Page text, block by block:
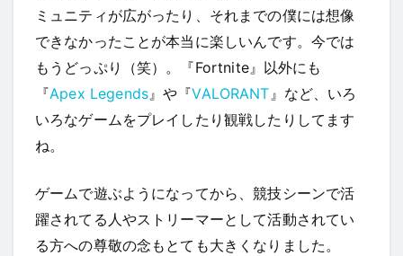
ミュニティが広がったり、それまでの僕には想像
できなかったことが本当に楽しいんです。今では
もうどっぷり（笑）。『Fortnite』以外にも
『Apex Legends』や『VALORANT』など、いろ
いろなゲームをプレイしたり観戦したりしてます
ね。
ゲームで遊ぶようになってから、競技シーンで活
躍されてる人やストリーマーとして活動されてい
る方への尊敬の念もとても大きくなりました。